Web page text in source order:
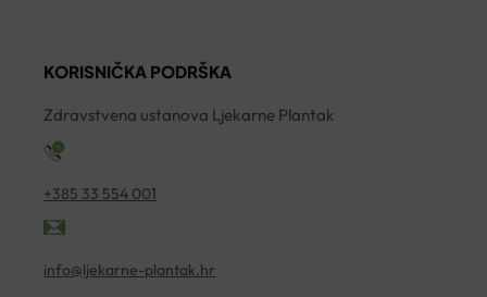
KAPSULE
A30
KORISNIČKA PODRŠKA
Zdravstvena ustanova Ljekarne Plantak
+385 33 554 001
info@ljekarne-plantak.hr